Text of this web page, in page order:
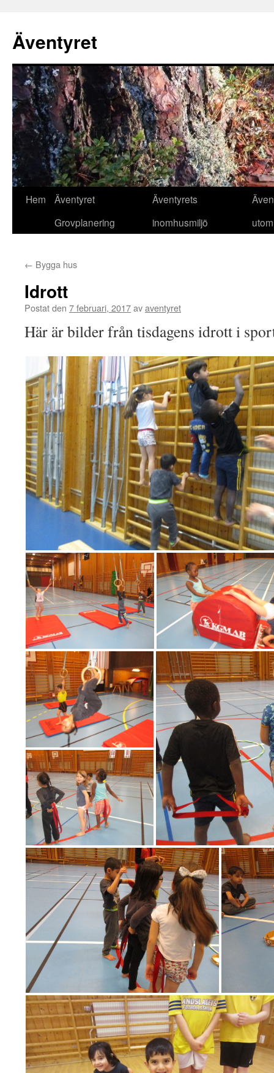
Äventyret
Hoppa
Hem
Äventyret
Grovplanering
Äventyrets
inomhusmiljö
← Bygga hus
Idrott
Postat den 7 februari, 2017avaventyret
Här är bilder från tisdagens idrott i